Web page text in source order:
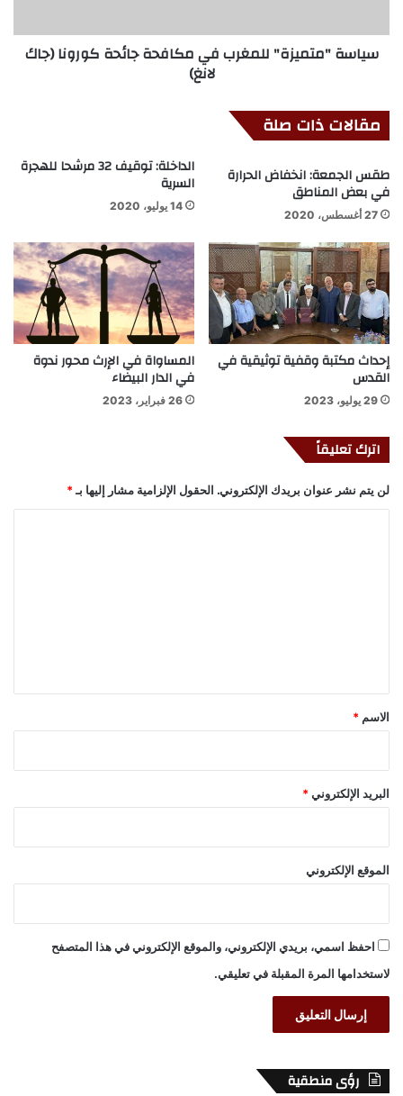
سياسة "متميزة" للمغرب في مكافحة جائحة كورونا (جاك
لانغ)
مقالات ذات صلة
طقس الجمعة: انخفاض الحرارة
في بعض المناطق
27 أغسطس، 2020
الداخلة: توقيف 32 مرشحا للهجرة
السرية
14 يوليو، 2020
إحداث مكتبة وقفية توثيقية في
القدس
29 يوليو، 2023
المساواة في الإرث محور ندوة
في الدار البيضاء
26 فبراير، 2023
اترك تعليقاً
لن يتم نشر عنوان بريدك الإلكتروني. الحقول الإلزامية مشار إليها بـ*
*
الاسم *
البريد الإلكتروني *
الموقع الإلكتروني
احفظ اسمي، بريدي الإلكتروني، والموقع الإلكتروني في هذا المتصفح
لاستخدامها المرة المقبلة في تعليقي.
رؤى منطقية